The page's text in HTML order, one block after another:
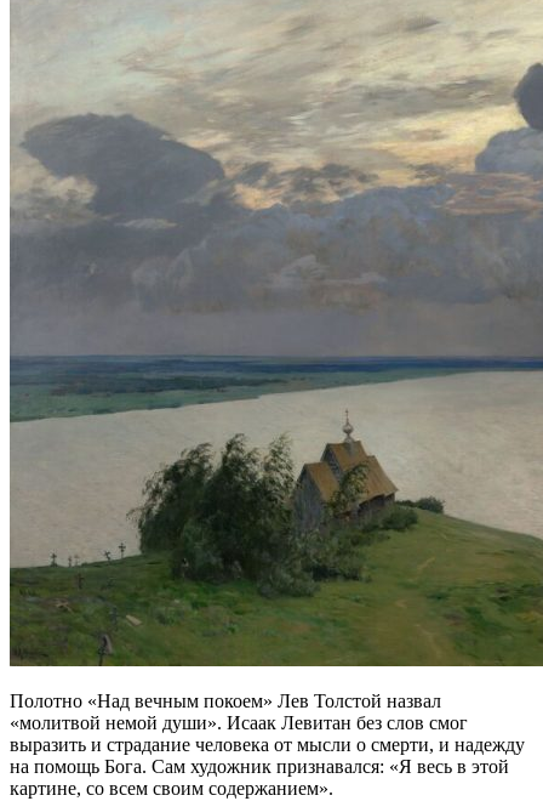
Полотно «Над вечным покоем» Лев Толстой назвал
«молитвой немой души». Исаак Левитан без слов смог
выразить и страдание человека от мысли о смерти, и надежду
на помощь Бога. Сам художник признавался: «Я весь в этой
картине, со всем своим содержанием».